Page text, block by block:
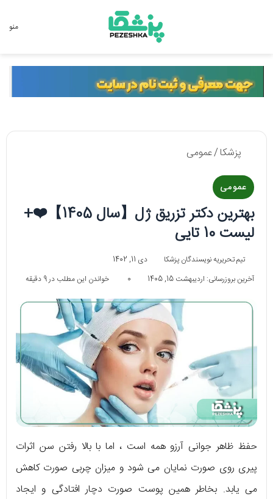
منو
پزشکا/عمومی
عمومی
بهترین دکتر تزریق ژل【سال 1405】❤️+
لیست 10 تایی
تیم تحریریه نویسندگان پزشکا
دی 11, 1402
آخرین بروزرسانی: اردیبهشت 15, 1405
0 خواندن این مطلب در 9 دقیقه
حفظ ظاهر جوانی آرزو همه است ، اما با بالا رفتن سن اثرات
پیری روی صورت نمایان می شود و میزان چربی صورت کاهش
می یابد. بخاطر همین پوست صورت دچار افتادگی و ایجاد